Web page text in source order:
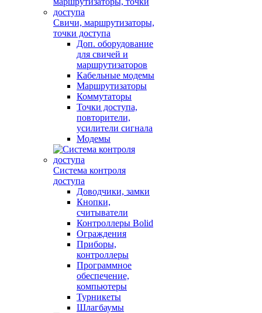
Свичи, маршрутизаторы,
точки доступа
Доп. оборудование
для свичей и
маршрутизаторов
Кабельные модемы
Маршрутизаторы
Коммутаторы
Точки доступа,
повторители,
усилители сигнала
Модемы
Система контроля
доступа
Доводчики, замки
Кнопки,
считыватели
Контроллеры Bolid
Ограждения
Приборы,
контроллеры
Программное
обеспечение,
компьютеры
Турникеты
Шлагбаумы